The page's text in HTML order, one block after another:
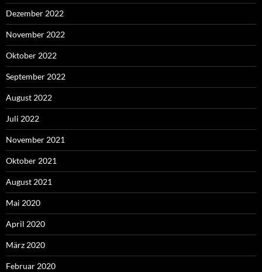
Dezember 2022
November 2022
Oktober 2022
September 2022
August 2022
Juli 2022
November 2021
Oktober 2021
August 2021
Mai 2020
April 2020
März 2020
Februar 2020